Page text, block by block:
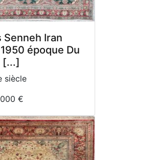
Senneh Iran
époque Du
[...]
siècle
€